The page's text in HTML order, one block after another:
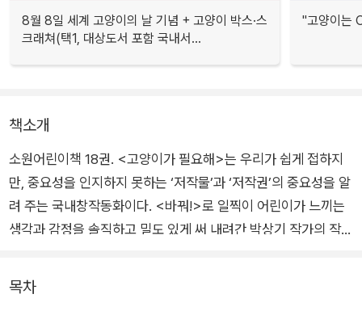
8월 8일 세계 고양이의 날 기념 + 고양이 박스·스
크래쳐(택1, 대상도서 포함 국내서...
"고양이는
책소개
소원어린이책 18권. <고양이가 필요해>는 우리가 쉽게 접하지
만, 중요성을 인지하지 못하는 ‘저작물’과 ‘저작권’의 중요성을 알
려 주는 국내창작동화이다. <바꿔!>로 일찍이 어린이가 느끼는
생각과 감정을 솔직하고 밀도 있게 써 내려간 박상기 작가의 작품
주인공 ‘유나’가 다른 사람의 고양이 사진을 도용해 자신의 고양
목차